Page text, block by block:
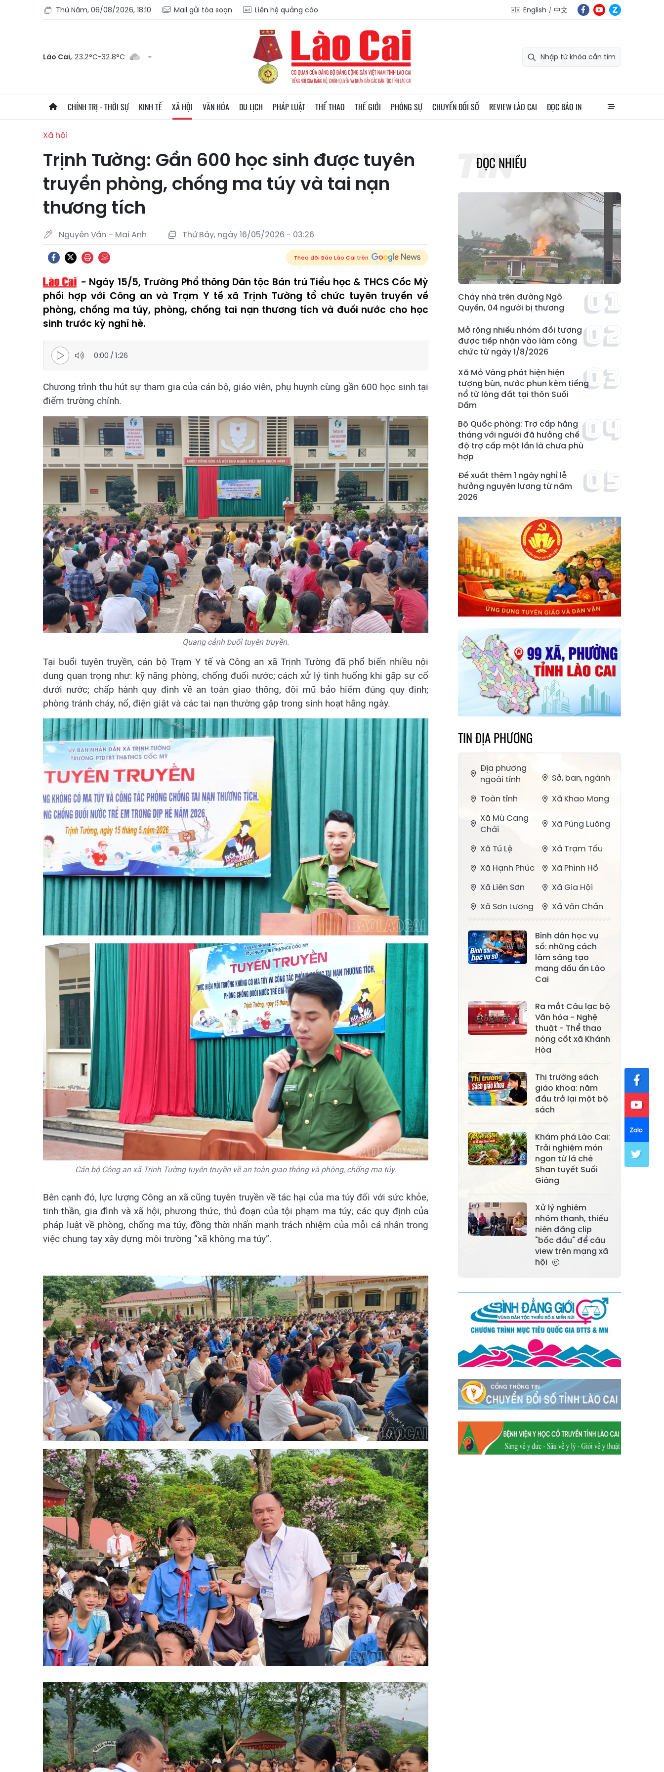
Thứ Năm, 06/08/2026, 18:10 Mail gửi tòa soạn Liên hệ quảng cáo English 中文
Lào Cai, 23.2°C-32.8°C
CHÍNH TRỊ - THỜI SỰ KINH TẾ XÃ HỘI VĂN HÓA DU LỊCH PHÁP LUẬT THỂ THAO THẾ GIỚI PHÓNG SỰ CHUYỂN ĐỔI SỐ REVIEW LÀO CAI ĐỌC BÁO IN
Xã hội
Trịnh Tường: Gần 600 học sinh được tuyên
truyền phòng, chống ma túy và tai nạn
thương tích
Nguyên Văn – Mai Anh Thứ Bảy, ngày 16/05/2026 - 03:26
Theo dõi Báo Lào Cai trên
Ngày 15/5, Trường Phổ thông Dân tộc Bán trú Tiểu học & THCS Cốc Mỳ
phối hợp với Công an và Trạm Y tế xã Trịnh Tường tổ chức tuyên truyền về
phòng, chống ma túy, phòng, chống tai nạn thương tích và đuối nước cho học
sinh trước kỳ nghỉ hè.
0:00 /1:26
Chương trình thu hút sự tham gia của cán bộ, giáo viên, phụ huynh cùng gần 600 học sinh tại
điểm trường chính.
Quang cảnh buổi tuyên truyền.
Tại buổi tuyên truyền, cán bộ Trạm Y tế và Công an xã Trịnh Tường đã phổ biến nhiều nội
dung quan trọng như: kỹ năng phòng, chống đuối nước; cách xử lý tình huống khi gặp sự cố
dưới nước; chấp hành quy định về an toàn giao thông, đội mũ bảo hiểm đúng quy định;
phòng tránh cháy, nổ, điện giật và các tai nạn thường gặp trong sinh hoạt hằng ngày.
Cán bộ Công an xã Trịnh Tường tuyên truyền về an toàn giao thông và phòng, chống ma túy.
​Bên cạnh đó, lực lượng Công an xã cũng tuyên truyền về tác hại của ma túy đối với sức khỏe,
tinh thần, gia đình và xã hội; phương thức, thủ đoạn của tội phạm ma túy; các quy định của
pháp luật về phòng, chống ma túy, đồng thời nhấn mạnh trách nhiệm của mỗi cá nhân trong
việc chung tay xây dựng môi trường “xã không ma túy”.
ĐỌC NHIỀU
Cháy nhà trên đường Ngô
Quyền, 04 người bị thương
Mở rộng nhiều nhóm đối tượng
được tiếp nhận vào làm công
chức từ ngày 1/8/2026
Xã Mỏ Vàng phát hiện hiện
tượng bùn, nước phun kèm tiếng
nổ từ lòng đất tại thôn Suối
Dầm
Bộ Quốc phòng: Trợ cấp hằng
tháng với người đã hưởng chế
độ trợ cấp một lần là chưa phù
hợp
Đề xuất thêm 1 ngày nghỉ lễ
hưởng nguyên lương từ năm
2026
TIN ĐỊA PHƯƠNG
Địa phương
ngoài tỉnh
Sở, ban, ngành
Toàn tỉnh
Xã Khao Mang
Xã Mù Cang
Chải
Xã Púng Luông
Xã Tú Lệ
Xã Trạm Tấu
Xã Hạnh Phúc
Xã Phình Hồ
Xã Liên Sơn
Xã Gia Hội
Xã Sơn Lương
Xã Văn Chấn
Bằng La
Xã Chấn Thịnh
Xã Nghĩa Tâm
Xã Phong Dụ
Hạ
Xã Đông
Cuông
Xã Tân Hợp
Xã Mậu A Xã Xuân Ái
Xã Lục Yên
Xã Tân Lĩnh
Xã Khánh Hòa
Xã Phúc Lợi
Xã Yên Thành
Xã Thác Bà
Xã Yên Bình
Xã Bảo Ái
Xã Hưng
Xã Lương
Thịnh
Xã Việt Hồng
Xã Cốc San
Xã Hợp Thành
Xã Phong Hải
Quang
Xã Tằng Loỏng
Xã Gia Phú
Xã Mường
Hum
Xã Y Tý
Xã A Mú Sung
Xã Trịnh Tường
Xã Nậm Chày
Xã Bản Xèo
Xã Bát Xát
Xã Võ Lao
Xã Khánh Yên
Xã Văn Bàn
Xã Dương Quỳ
Bình dân học vụ
số: những cách
làm sáng tạo
mang dấu ấn Lào
Cai
Ra mắt Câu lạc bộ
Văn hóa - Nghệ
thuật - Thể thao
nòng cốt xã Khánh
Hòa
Thị trường sách
giáo khoa: năm
đầu trở lại một bộ
sách
Khám phá Lào Cai:
Trải nghiệm món
ngon từ lá chè
Shan tuyết Suối
Giàng
Xử lý nghiêm
nhóm thanh, thiếu
niên đăng clip
"bốc đầu" để câu
view trên mạng xã
hội